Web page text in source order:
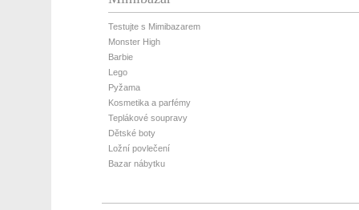
Testujte s Mimibazarem
Monster High
Barbie
Lego
Pyžama
Kosmetika a parfémy
Teplákové soupravy
Dětské boty
Ložní povlečení
Bazar nábytku